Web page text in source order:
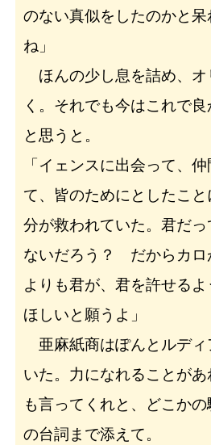
のない真似をしたのかと
ね」
ほんの少し息を詰め、オ
く。それでも今はこれで
と思うと。
「イェンスに出会って、
て、皆のためにとしたこ
分が救われていた。君だ
ないだろう？ だからカ
よりも君が、君を許せる
ほしいと願うよ」
亜麻紙商はぽんとルディ
いた。力になれることが
も言ってくれと、どこか
の台詞まで添えて。